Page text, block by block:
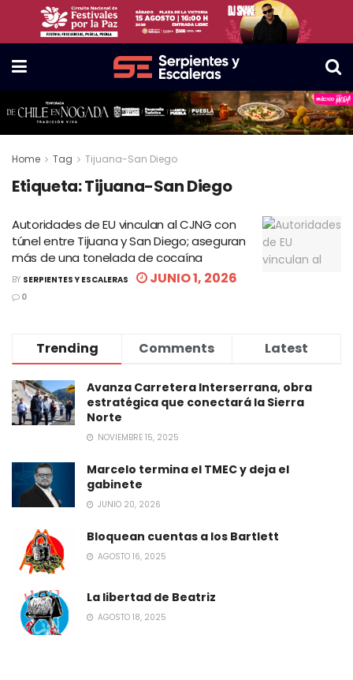
Home Tag Tijuana-San Diego
Etiqueta:Tijuana-San Diego
Autoridades de EU vinculan al CJNG con
túnel entre Tijuana y San Diego; aseguran
más de una tonelada de cocaína
BY SERPIENTES Y ESCALERAS JUNIO 1, 2026
0
Trending Comments Latest
Avanza Carretera Interserrana, obra
estratégica que conectará la Sierra
Norte
NOVIEMBRE 15, 2025
Marcelo termina el TMEC y deja el
gabinete
JUNIO 20, 2026
Bloquean cuentas a los Bartlett
AGOSTO 16, 2025
La libertad de Beatriz
AGOSTO 18, 2025